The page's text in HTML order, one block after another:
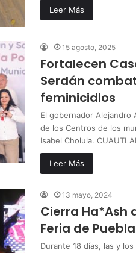
Leer Más
15 agosto, 2025
Fortalecen
Serdán
feminicidios
El gobernador Alejandro
de los Centros de los
Isabel Cholula.
Leer Más
13 mayo, 2024
Cierra Ha*Ash
Feria de Puebla
Durante 18 días, las y